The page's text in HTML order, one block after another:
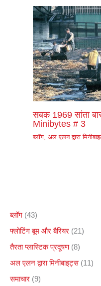
सबक 1969 सांता
Minibytes # 3
ब्लॉग, अल एलन द्वारा
ब्लॉग (43)
फ्लोटिंग बूम और बैरियर (21)
तैरता प्लास्टिक प्रदूषण(8)
अल एलन द्वारा मिनीबाइट्स(11)
समाचार (9)